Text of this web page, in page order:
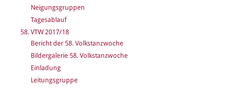
Neigungsgruppen
Tagesablauf
58. VTW 2017/18
Bericht der 58. Volkstanzwoche
Bildergalerie 58. Volkstanzwoche
Einladung
Leitungsgruppe